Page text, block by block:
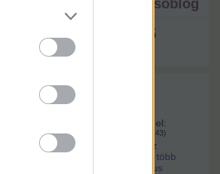
Futurista - ezt írja a tesóblog
Nincs megjeleníthető
elem
Friss topikok
A videó ma itt érhető el:
nava.hu/id/1281070/
2025.02.04. 08:43)
Milyen lett volna a kettes metró az
eredeti tervek szerint? Hárommal több
megálló, na meg ugye ott a Márkus